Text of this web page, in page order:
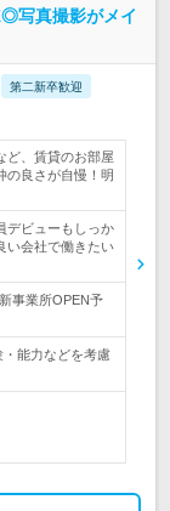
写真撮影がメイ
第二新卒歓迎
ど、賃貸のお部屋
の良さが自慢！明
デビューもしっか
い会社で働きたい
事業所OPEN予
能力などを考慮